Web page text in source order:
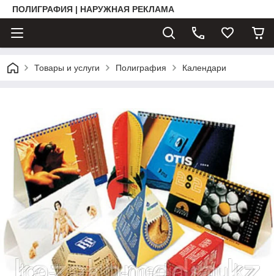
ПОЛИГРАФИЯ | НАРУЖНАЯ РЕКЛАМА
Товары и услуги Полиграфия Календари